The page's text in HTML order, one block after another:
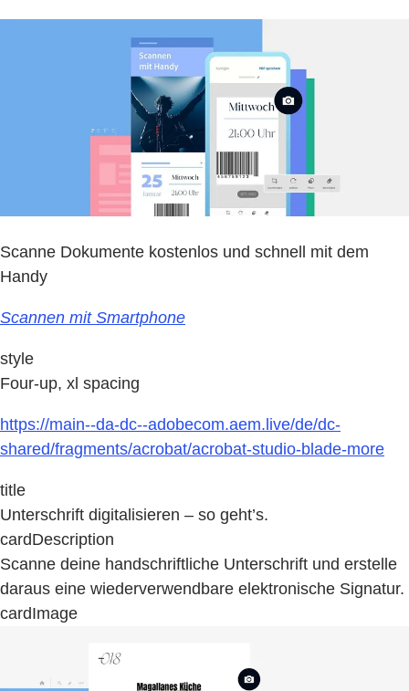
Scanne Dokumente kostenlos und schnell mit dem
Handy
Scannen mit Smartphone
style
Four-up, xl spacing
https://main--da-dc--adobecom.aem.live/de/dc-
shared/fragments/acrobat/acrobat-studio-blade-more
title
Unterschrift digitalisieren – so geht’s.
cardDescription
Scanne deine handschriftliche Unterschrift und erstelle
daraus eine wiederverwendbare elektronische Signatur.
cardImage